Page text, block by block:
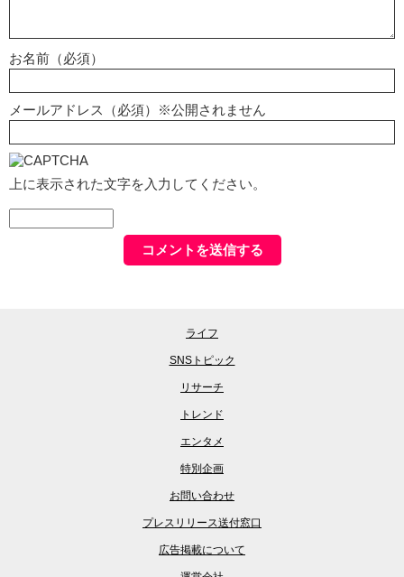
お名前（必須）
メールアドレス（必須）※公開されません
上に表示された文字を入力してください。
ライフ
SNSトピック
リサーチ
トレンド
エンタメ
特別企画
お問い合わせ
プレスリリース送付窓口
広告掲載について